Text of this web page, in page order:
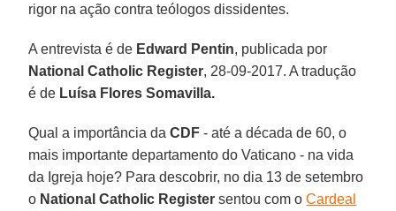
rigor na ação contra teólogos dissidentes.
A entrevista é de Edward Pentin, publicada por
National Catholic Register, 28-09-2017. A tradução
é de Luísa Flores Somavilla.
Qual a importância daCDF - até a década de 60, o
mais importante departamento do Vaticano - na vida
da Igreja hoje? Para descobrir, no dia 13 de setembro
o National Catholic Register sentou com oCardeal